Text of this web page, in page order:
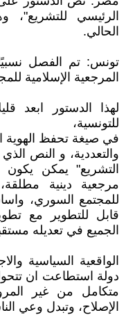
الرئيسي
الحالي.
تونس: تم الفصل نسبيًا
المرجعية الإسلامية
لهذا الدستور ابعد
للتونسية،
في صيغة تحفظ الهوية
والتعددية، و النص
التشريع" يمكن يكون
مرجعية دينية مطلقة،
للمجتمع السوري،
قابل للتطوير مع
الجميع في تعديله
الواقعية السياسية
دولة استطاعت ان
متكامل من غير
الإصلاح، وتبدل وعي